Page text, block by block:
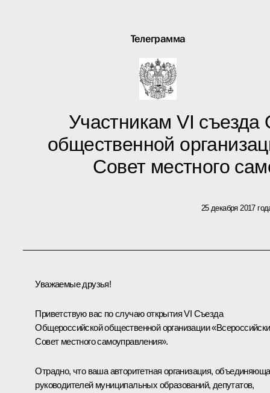
Телеграмма
Участникам VI
общественной
Совет местного
25 декабря 2017
Уважаемые друзья!
Приветствую вас по случаю открытия VI Съезда
Общероссийской общественной организации
Совет местного самоуправления».
Отрадно, что ваша авторитетная организация,
руководителей муниципальных образований, депутатов,